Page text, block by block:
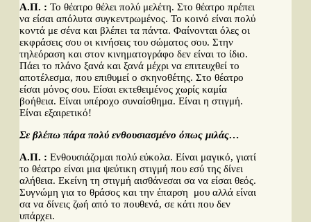
Α.Π. : Το θέατρο θέλει πολύ μελέτη. Στο θέατρο πρέπει
να είσαι απόλυτα συγκεντρωμένος. Το κοινό είναι πολύ
κοντά με σένα και βλέπει τα πάντα. Φαίνονται όλες οι
εκφράσεις σου οι κινήσεις του σώματος σου. Στην
τηλεόραση και στον κινηματογράφο δεν είναι το ίδιο.
Πάει το πλάνο ξανά και ξανά μέχρι να επιτευχθεί το
αποτέλεσμα, που επιθυμεί ο σκηνοθέτης. Στο θέατρο
είσαι μόνος σου. Είσαι εκτεθειμένος χωρίς καμία
βοήθεια. Είναι υπέροχο συναίσθημα. Είναι η στιγμή.
Είναι εξαιρετικό!
Σε βλέπω πάρα πολύ ενθουσιασμένο όπως μιλάς…
Α.Π. : Ενθουσιάζομαι πολύ εύκολα. Είναι μαγικό, γιατί
το θέατρο είναι μια ψεύτικη στιγμή που εσύ της δίνει
αλήθεια. Εκείνη τη στιγμή αισθάνεσαι σα να είσαι θεός.
Συγνώμη για το θράσος και την έπαρση μου αλλά είναι
σα να δίνεις ζωή από το πουθενά, σε κάτι που δεν
υπάρχει.